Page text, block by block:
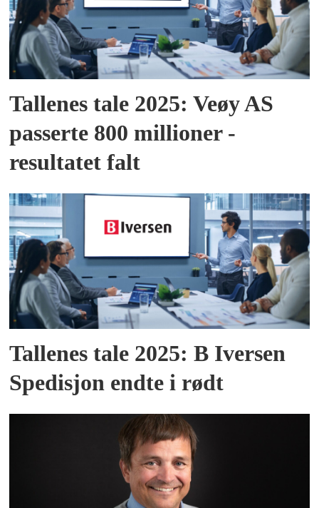
Tallenes tale 2025: Veøy AS
passerte 800 millioner -
resultatet falt
Tallenes tale 2025: B Iversen
Spedisjon endte i rødt